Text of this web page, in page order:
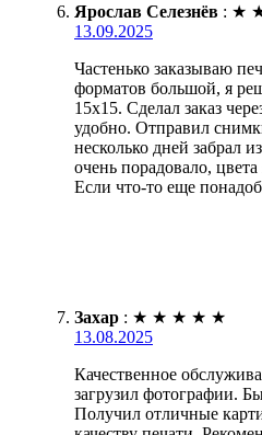
Ярослав Селезнёв : ★
13.09.2025
Частенько заказываю
форматов большой, я
15х15. Сделал заказ
удобно. Отправил
несколько дней забрал
очень порадовало,
Если что-то еще
Захар : ★ ★ ★ ★ ★
13.08.2025
Качественное
загрузил фотографии.
Получил отличные